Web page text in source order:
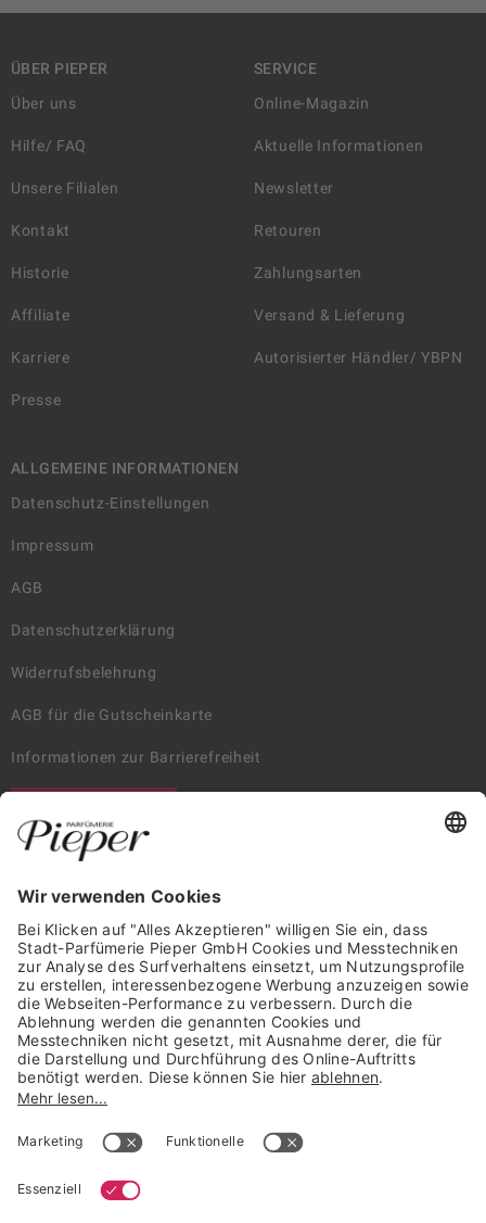
ÜBER PIEPER
Über uns
Hilfe/ FAQ
Unsere Filialen
Kontakt
Historie
Affiliate
Karriere
Presse
SERVICE
Online-Magazin
Aktuelle Informationen
Newsletter
Retouren
Zahlungsarten
Versand & Lieferung
Autorisierter Händler/ YBPN
ALLGEMEINE INFORMATIONEN
Datenschutz-Einstellungen
Impressum
AGB
Datenschutzerklärung
Widerrufsbelehrung
AGB für die Gutscheinkarte
Informationen zur Barrierefreiheit
Trusted Shops Mitglied seit 2010
* unverbindliche Preisempfehlung der Verbundgruppe beauty alliance